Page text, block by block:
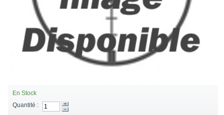
En Stock
Quantité :